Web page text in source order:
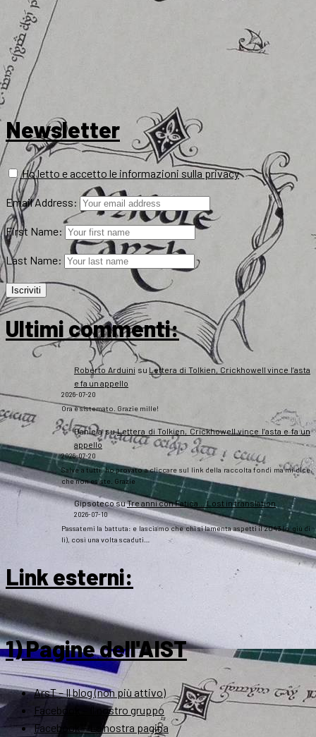
Newsletter
Ho letto e accetto le informazioni sulla privacy
Email Address:
First Name:
Last Name:
Ultimi commenti:
Roberto Arduini su Lettera di Tolkien, Crickhowell vince l’asta
e fa un appello
2026-07-20
Ora è sistemato. Grazie mille!
DanielasuLettera di Tolkien, Crickhowell vince l’asta e fa un
appello
2026-07-20
Salve a tutti, ho provato a cliccare sul link della raccolta fondi ma mi dice
che non esiste. Grazie
GipsotecosuTre anni con Fatica… Lost in translation
2026-07-10
Passatemi la battuta: e lasciamo che chi si lamenta aspetti il 2043 (o giù di
lì), così una volta scaduti…
Link esterni:
1) Pagine dell'AIST
ArsT – Il blog (non più attivo)
Facebook – Il nostro gruppo
Facebook – La nostra pagina